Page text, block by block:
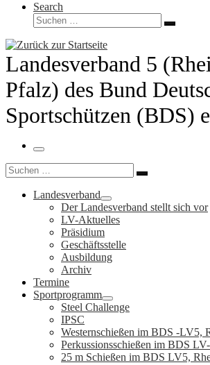
Search
Suche
Suchen …
Landesverband 5
Pfalz) des Bund
Sportschützen (BDS)
Menü
Suche
Suchen …
Landesverband
Der Landesverband stellt sich vor
LV-Aktuelles
Präsidium
Geschäftsstelle
Ausbildung
Archiv
Termine
Sportprogramm
Steel Challenge
IPSC
Westernschießen im BDS -LV5,
Perkussionsschießen im BDS
25 m Schießen im BDS LV5,